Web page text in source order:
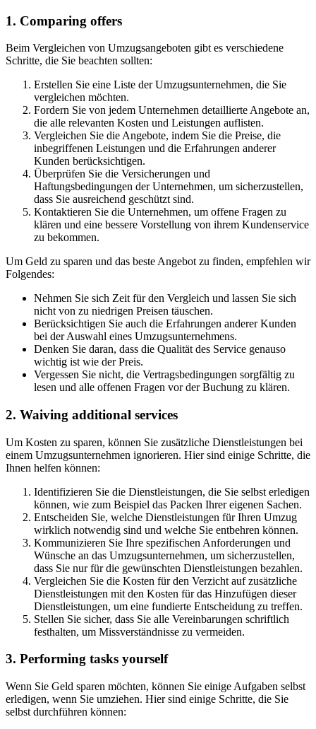
1. Comparing offers
Beim Vergleichen von Umzugsangeboten gibt es verschiedene
Schritte, die Sie beachten sollten:
Erstellen Sie eine Liste der Umzugsunternehmen, die Sie
vergleichen möchten.
Fordern Sie von jedem Unternehmen detaillierte Angebote an,
die alle relevanten Kosten und Leistungen auflisten.
Vergleichen Sie die Angebote, indem Sie die Preise, die
inbegriffenen Leistungen und die Erfahrungen anderer
Kunden berücksichtigen.
Überprüfen Sie die Versicherungen und
Haftungsbedingungen der Unternehmen, um sicherzustellen,
dass Sie ausreichend geschützt sind.
Kontaktieren Sie die Unternehmen, um offene Fragen zu
klären und eine bessere Vorstellung von ihrem Kundenservice
zu bekommen.
Um Geld zu sparen und das beste Angebot zu finden, empfehlen wir
Folgendes:
Nehmen Sie sich Zeit für den Vergleich und lassen Sie sich
nicht von zu niedrigen Preisen täuschen.
Berücksichtigen Sie auch die Erfahrungen anderer Kunden
bei der Auswahl eines Umzugsunternehmens.
Denken Sie daran, dass die Qualität des Service genauso
wichtig ist wie der Preis.
Vergessen Sie nicht, die Vertragsbedingungen sorgfältig zu
lesen und alle offenen Fragen vor der Buchung zu klären.
2. Waiving additional services
Um Kosten zu sparen, können Sie zusätzliche Dienstleistungen bei
einem Umzugsunternehmen ignorieren. Hier sind einige Schritte, die
Ihnen helfen können:
Identifizieren Sie die Dienstleistungen, die Sie selbst erledigen
können, wie zum Beispiel das Packen Ihrer eigenen Sachen.
Entscheiden Sie, welche Dienstleistungen für Ihren Umzug
wirklich notwendig sind und welche Sie entbehren können.
Kommunizieren Sie Ihre spezifischen Anforderungen und
Wünsche an das Umzugsunternehmen, um sicherzustellen,
dass Sie nur für die gewünschten Dienstleistungen bezahlen.
Vergleichen Sie die Kosten für den Verzicht auf zusätzliche
Dienstleistungen mit den Kosten für das Hinzufügen dieser
Dienstleistungen, um eine fundierte Entscheidung zu treffen.
Stellen Sie sicher, dass Sie alle Vereinbarungen schriftlich
festhalten, um Missverständnisse zu vermeiden.
3. Performing tasks yourself
Wenn Sie Geld sparen möchten, können Sie einige Aufgaben selbst
erledigen, wenn Sie umziehen. Hier sind einige Schritte, die Sie
selbst durchführen können: